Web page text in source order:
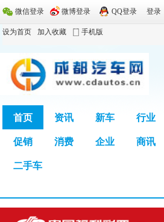
微信登录 微博登录 QQ登录 登录
设为首页 加入收藏 手机版
首页 资讯 新车 行业
促销 消费 企业 商讯
二手车